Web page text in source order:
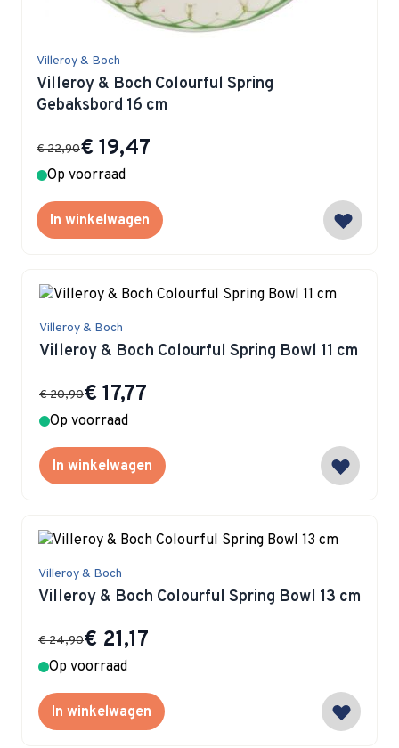
Villeroy & Boch
Villeroy & Boch Colourful Spring
Gebaksbord 16 cm
Special Price
€ 19,47
€ 22,90
Op voorraad
In winkelwagen
Villeroy & Boch
Villeroy & Boch Colourful Spring Bowl 11 cm
Special Price
€ 17,77
€ 20,90
Op voorraad
In winkelwagen
Villeroy & Boch
Villeroy & Boch Colourful Spring Bowl 13 cm
Special Price
€ 21,17
€ 24,90
Op voorraad
In winkelwagen